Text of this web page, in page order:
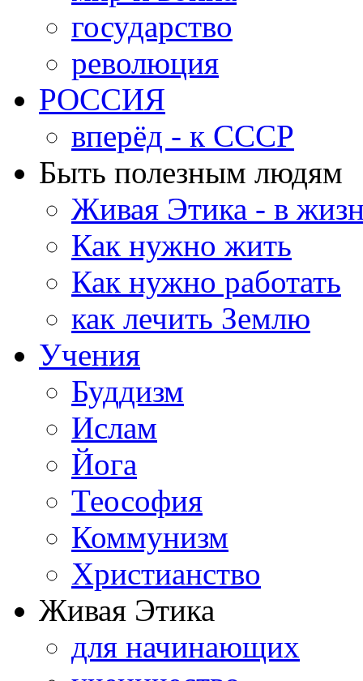
государство
революция
РОССИЯ
вперёд - к СССР
Быть полезным людям
Живая Этика - в
Как нужно жить
Как нужно работать
как лечить Землю
Учения
Буддизм
Ислам
Йога
Теософия
Коммунизм
Христианство
Живая Этика
для начинающих